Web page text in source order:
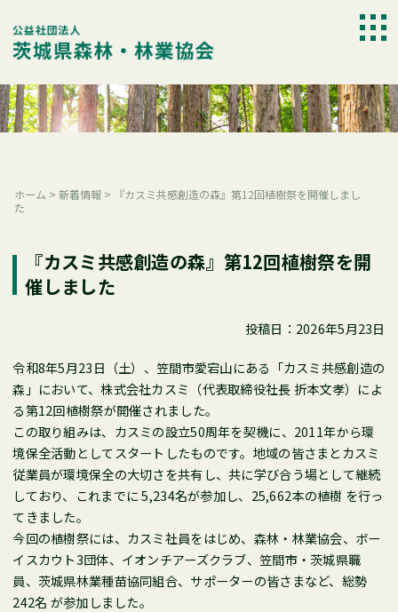
content
ホーム > 新着情報 >
『カスミ共感創造の森』第12回植樹祭を開催しまし
た
『カスミ共感創造の森』第12回植樹祭を開
催しました
投稿日：2026年5月23日
令和8年5月23日（土）、笠間市愛宕山にある「カスミ共感創造の
森」において、株式会社カスミ（代表取締役社長 折本文孝）によ
る第12回植樹祭が開催されました。
この取り組みは、カスミの設立50周年を契機に、2011年から環
境保全活動としてスタートしたものです。地域の皆さまとカスミ
従業員が環境保全の大切さを共有し、共に学び合う場として継続
しており、これまでに 5,234名が参加し、25,662本の植樹 を行っ
てきました。
今回の植樹祭には、カスミ社員をはじめ、森林・林業協会、ボー
イスカウト3団体、イオンチアーズクラブ、笠間市・茨城県職
員、茨城県林業種苗協同組合、サポーターの皆さまなど、総勢
242名 が参加しました。